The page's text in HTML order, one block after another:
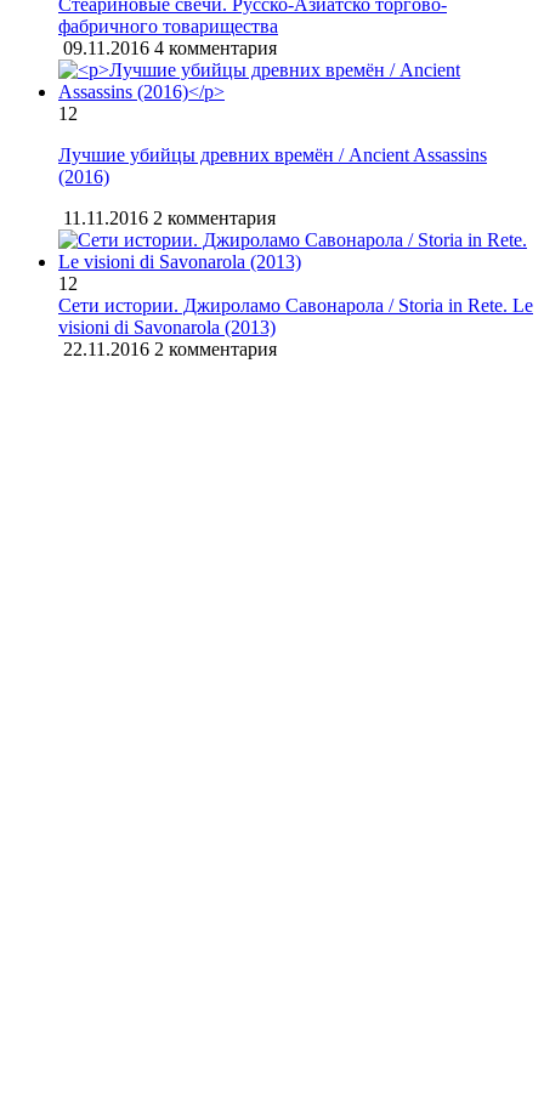
Стеариновые свечи. Русско-Азиатско торгово-
фабричного товарищества
09.11.2016 4 комментария
12
Лучшие убийцы древних времён / Ancient Assassins
(2016)
11.11.2016 2 комментария
12
Сети истории. Джироламо Савонарола / Storia in Rete. Le
visioni di Savonarola (2013)
22.11.2016 2 комментария